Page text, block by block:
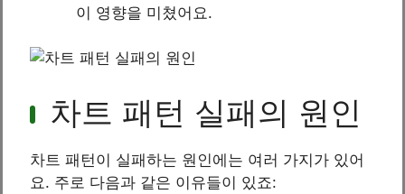
이 영향을 미쳤어요.
차트 패턴 실패의 원인
차트 패턴이 실패하는 원인에는 여러 가지가 있어
요. 주로 다음과 같은 이유들이 있죠: